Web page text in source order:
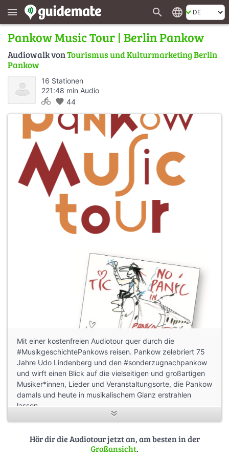
menu search language
Pankow Music Tour | Berlin Pankow
Audiowalk vonTourismus und Kulturmarketing Berlin
Pankow
16 Stationen
221:48 min Audio
directions_bike favorite 44
Mit einer kostenfreien Audiotour quer durch die
#MusikgeschichtePankows reisen. Pankow zelebriert 75
Jahre Udo Lindenberg und den #sonderzugnachpankow
und wirft einen Blick auf die vielseitigen und großartigen
Musiker*innen, Lieder und Veranstaltungsorte, die Pankow
damals und heute in musikalischem Glanz erstrahlen
lassen.
Stationen in Pankow, Prenzlauer Berg und Weißensee
durch musikalische Anekdoten, persönliche Erlebnisse,
Hör dir die Audiotour jetzt an, am besten in der
Großansicht.